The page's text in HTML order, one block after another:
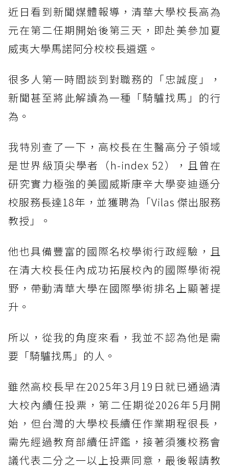
近日看到新聞媒體報導，清華大學校長高為
元在第二任期開始後第三天，即赴美參加夏
威夷大學馬諾阿分校校長遴選。
很多人第一時間談到對職務的「忠誠度」，
新聞甚至將此解讀為一種「騎驢找馬」的行
為。
我特別查了一下，高校長在生醫高分子領域
是世界級頂尖學者（h-index 52），且曾在
研究實力極強的美國威斯康辛大學麥迪遜分
校服務長達18年，並獲聘為「Vilas 傑出服務
教授」。
他也具備豐富的國際名校學術行政經驗，且
在清大校長任內成功拓展校內的國際學術視
野，帶動清華大學在國際學術排名上顯著提
升。
所以，從我的角度來看，我並不認為他是需
要「騎驢找馬」的人。
雖然高校長早在2025年3月19日就已通過清
大校內續任投票，第二任期從2026年5月開
始，但台灣的大學校長續任作業期程很長，
需先經過教育部續任評鑑，接著須獲校務會
議代表二分之一以上投票同意，最後報請教